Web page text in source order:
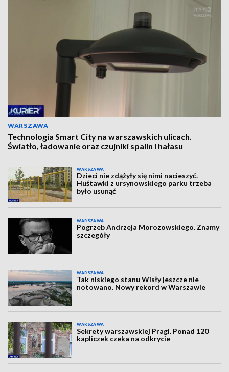
WARSZAWA
Technologia Smart City na warszawskich ulicach.
Światło, ładowanie oraz czujniki spalin i hałasu
WARSZAWA
Dzieci nie zdążyły się nimi nacieszyć.
Huśtawki z ursynowskiego parku trzeba
było usunąć
WARSZAWA
Pogrzeb Andrzeja Morozowskiego. Znamy
szczegóły
WARSZAWA
Tak niskiego stanu Wisły jeszcze nie
notowano. Nowy rekord w Warszawie
WARSZAWA
Sekrety warszawskiej Pragi. Ponad 120
kapliczek czeka na odkrycie